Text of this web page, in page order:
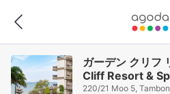
ガーデン クリフ
Cliff Resort &
220/21 Moo 5,